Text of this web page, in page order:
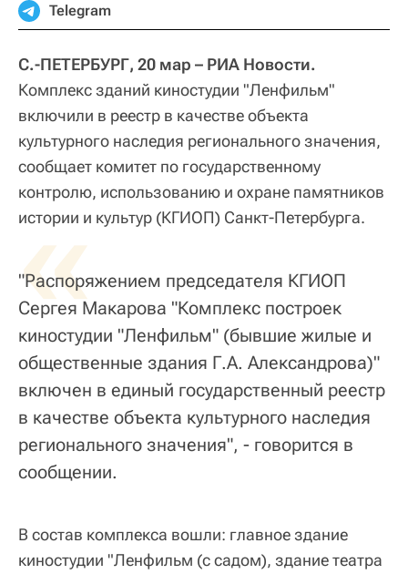
Telegram
С.-ПЕТЕРБУРГ, 20 мар – РИА Новости.
Комплекс зданий киностудии "Ленфильм"
включили в реестр в качестве объекта
культурного наследия регионального значения,
сообщает комитет по государственному
контролю, использованию и охране памятников
истории и культур (КГИОП) Санкт-Петербурга.
«
"Распоряжением председателя КГИОП
Сергея Макарова "Комплекс построек
киностудии "Ленфильм" (бывшие жилые и
общественные здания Г.А. Александрова)"
включен в единый государственный реестр
в качестве объекта культурного наследия
регионального значения", - говорится в
сообщении.
В состав комплекса вошли: главное здание
киностудии "Ленфильм (с садом), здание театра